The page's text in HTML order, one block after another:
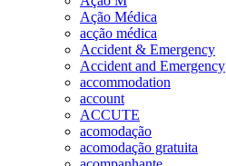
Ação Médica
acção médica
Accident & Emergency
Accident and Emergency
accommodation
account
ACCUTE
acomodação
acomodação gratuita